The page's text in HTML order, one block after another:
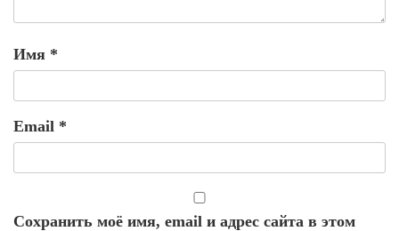
Имя *
Email *
Сохранить моё имя, email и адрес сайта в этом